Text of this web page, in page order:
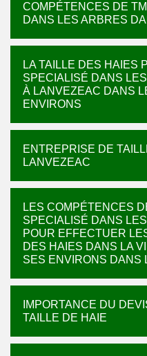
COMPÉTENCES DE
DANS LES ARBRES
LA TAILLE DES HAIES
SPECIALISÉ DANS
À LANVEZEAC DANS
ENVIRONS
ENTREPRISE DE
LANVEZEAC
LES COMPÉTENCES
SPECIALISÉ DANS
POUR EFFECTUER
DES HAIES DANS LA
SES ENVIRONS DANS
IMPORTANCE DU
TAILLE DE HAIE